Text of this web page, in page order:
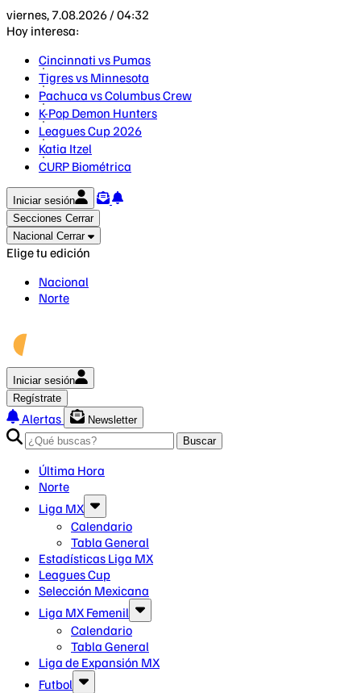
viernes, 7.08.2026 / 04:32
Hoy interesa:
Cincinnati vs Pumas
Tigres vs Minnesota
Pachuca vs Columbus Crew
K-Pop Demon Hunters
Leagues Cup 2026
Katia Itzel
CURP Biométrica
Iniciar sesión
Secciones Cerrar
Nacional Cerrar
Elige tu edición
Nacional
Norte
Iniciar sesión
Regístrate
Alertas
Newsletter
Buscar
Última Hora
Norte
Liga MX
Calendario
Tabla General
Estadísticas Liga MX
Leagues Cup
Selección Mexicana
Liga MX Femenil
Calendario
Tabla General
Liga de Expansión MX
Futbol